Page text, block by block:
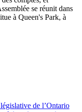
se réunit dans
à Queen's Park, à
de l’Ontario